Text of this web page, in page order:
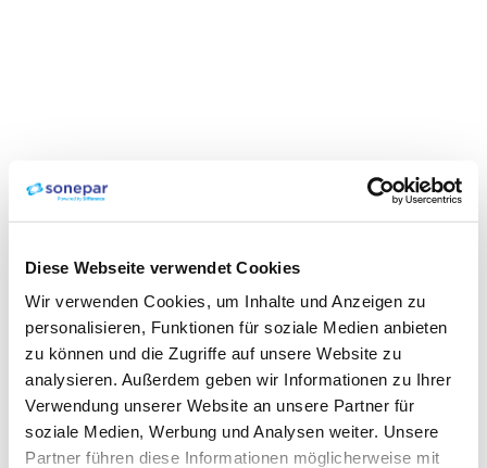
Diese Webseite verwendet Cookies
Wir verwenden Cookies, um Inhalte und Anzeigen zu
personalisieren, Funktionen für soziale Medien anbieten
zu können und die Zugriffe auf unsere Website zu
analysieren. Außerdem geben wir Informationen zu Ihrer
Verwendung unserer Website an unsere Partner für
soziale Medien, Werbung und Analysen weiter. Unsere
Partner führen diese Informationen möglicherweise mit